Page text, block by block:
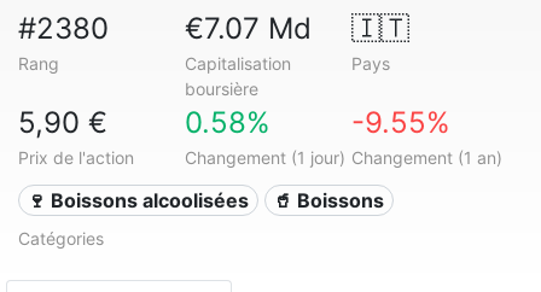
#2380
Rang
€7.07 Md
Capitalisation
boursière
🇮🇹
Pays
5,90 €
Prix de l'action
0.58%
Changement (1 jour)
-9.55%
Changement (1 an)
🍷 Boissons alcoolisées 🥤 Boissons
Catégories